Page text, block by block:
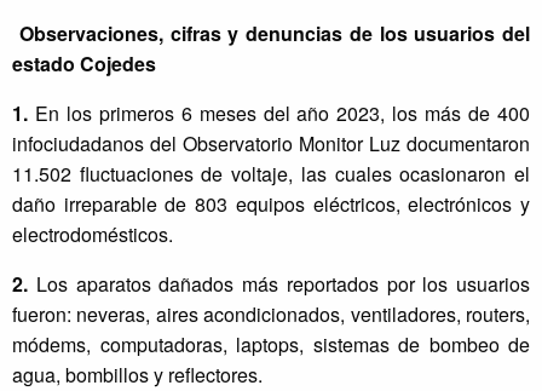
Observaciones, cifras y denuncias de los usuarios del
estado Cojedes
1. En los primeros 6 meses del año 2023, los más de 400
infociudadanos del Observatorio Monitor Luz documentaron
11.502 fluctuaciones de voltaje, las cuales ocasionaron el
daño irreparable de 803 equipos eléctricos, electrónicos y
electrodomésticos.
2. Los aparatos dañados más reportados por los usuarios
fueron: neveras, aires acondicionados, ventiladores, routers,
módems, computadoras, laptops, sistemas de bombeo de
agua, bombillos y reflectores.